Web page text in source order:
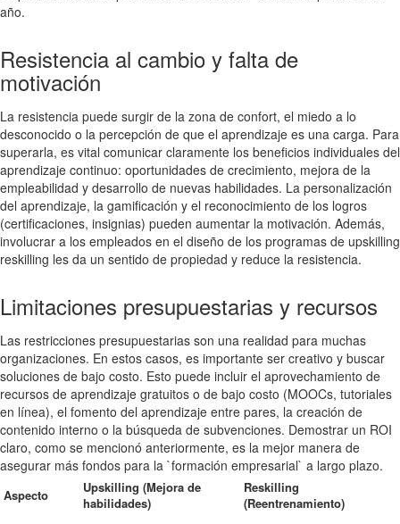
año.
Resistencia al cambio y falta de
motivación
La resistencia puede surgir de la zona de confort, el miedo a lo
desconocido o la percepción de que el aprendizaje es una carga. Para
superarla, es vital comunicar claramente los beneficios individuales del
aprendizaje continuo: oportunidades de crecimiento, mejora de la
empleabilidad y desarrollo de nuevas habilidades. La personalización
del aprendizaje, la gamificación y el reconocimiento de los logros
(certificaciones, insignias) pueden aumentar la motivación. Además,
involucrar a los empleados en el diseño de los programas de upskilling
reskilling les da un sentido de propiedad y reduce la resistencia.
Limitaciones presupuestarias y recursos
Las restricciones presupuestarias son una realidad para muchas
organizaciones. En estos casos, es importante ser creativo y buscar
soluciones de bajo costo. Esto puede incluir el aprovechamiento de
recursos de aprendizaje gratuitos o de bajo costo (MOOCs, tutoriales
en línea), el fomento del aprendizaje entre pares, la creación de
contenido interno o la búsqueda de subvenciones. Demostrar un ROI
claro, como se mencionó anteriormente, es la mejor manera de
asegurar más fondos para la `formación empresarial` a largo plazo.
Aspecto
Upskilling (Mejora de
habilidades)
Reskilling
(Reentrenamiento)